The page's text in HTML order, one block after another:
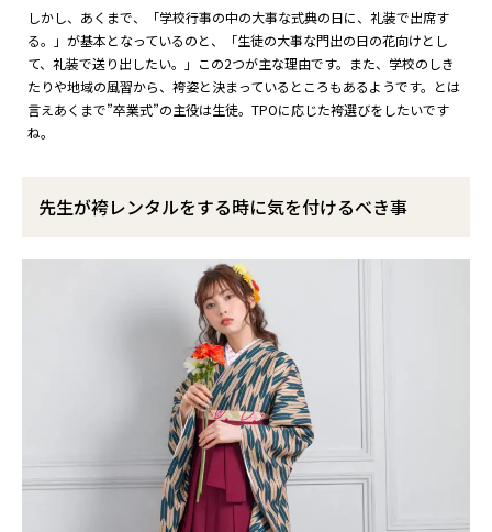
しかし、あくまで、「学校行事の中の大事な式典の日に、礼装で出席す
る。」が基本となっているのと、「生徒の大事な門出の日の花向けとし
て、礼装で送り出したい。」この2つが主な理由です。また、学校のしき
たりや地域の風習から、袴姿と決まっているところもあるようです。とは
言えあくまで”卒業式”の主役は生徒。TPOに応じた袴選びをしたいです
ね。
先生が袴レンタルをする時に気を付けるべき事